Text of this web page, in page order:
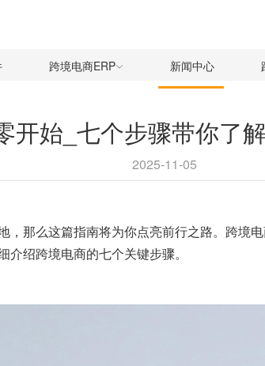
跨境电商ERP 新闻中心
开始_七个步骤带你了
2025-11-05
那么这篇指南将为你点亮前行之路。跨境
介绍跨境电商的七个关键步骤。